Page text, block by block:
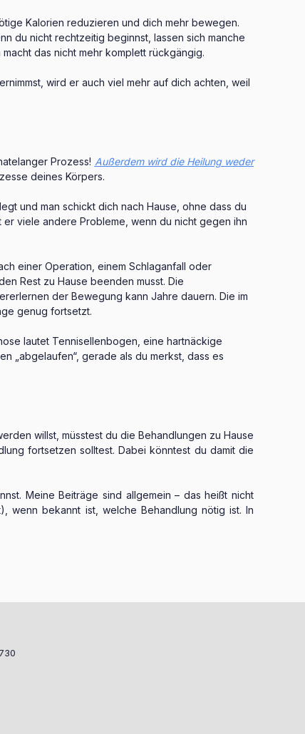
Kalorien reduzieren und dich mehr bewegen.
du nicht rechtzeitig beginnst, lassen sich manche
das nicht mehr komplett rückgängig.
wird er auch viel mehr auf dich achten, weil
Prozess! Außerdem wird die Heilung weder
deines Körpers.
und man schickt dich nach Hause, ohne dass du
viele andere Probleme, wenn du nicht gegen ihn
einer Operation, einem Schlaganfall oder
Rest zu Hause beenden musst. Die
der Bewegung kann Jahre dauern. Die im
genug fortsetzt.
lautet Tennisellenbogen, eine hartnäckige
„abgelaufen“, gerade als du merkst, dass es
willst, müsstest du die Behandlungen zu Hause
fortsetzen solltest. Dabei könntest du damit die
Meine Beiträge sind allgemein – das heißt nicht
wenn bekannt ist, welche Behandlung nötig ist. In